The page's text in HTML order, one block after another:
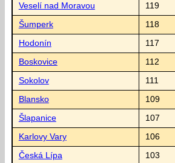
Veselí nad Moravou 119
Šumperk 118
Hodonín 117
Boskovice 112
Sokolov 111
Blansko 109
Šlapanice 107
Karlovy Vary 106
Česká Lípa 103